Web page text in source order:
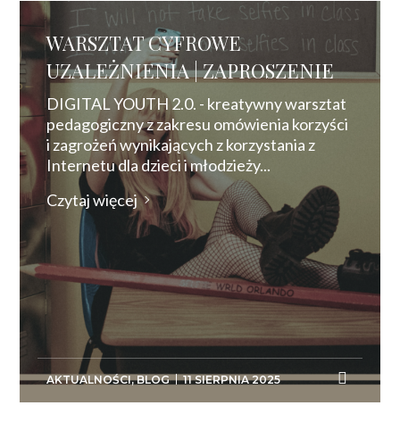
WARSZTAT CYFROWE
UZALEŻNIENIA | ZAPROSZENIE
DIGITAL YOUTH 2.0. - kreatywny warsztat
pedagogiczny z zakresu omówienia korzyści
i zagrożeń wynikających z korzystania z
Internetu dla dzieci i młodzieży...
Czytaj więcej
AKTUALNOŚCI,BLOG 11 SIERPNIA 2025